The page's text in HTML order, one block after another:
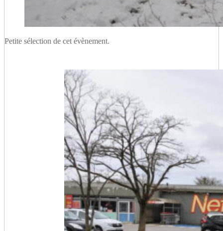
Petite sélection de cet évènement.